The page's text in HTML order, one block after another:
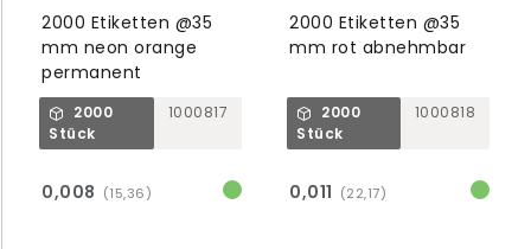
2000 Etiketten @35
mm neon orange
permanent
2000
Stück
1000817
0,008 (15,36)
2000 Etiketten @35
mm rot abnehmbar
2000
Stück
1000818
0,011 (22,17)